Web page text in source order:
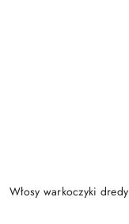
Włosy warkoczyki